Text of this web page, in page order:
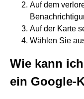
Auf dem
Auf der Karte
Wählen Sie
Wie kann
ein Google-